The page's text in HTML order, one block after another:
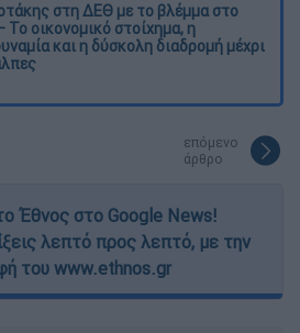
στη ΔΕΘ με το βλέμμα στο
Το οικονομικό στοίχημα, η
και η δύσκολη διαδρομή μέχρι
επόμενο
άρθρο
Έθνος στο Google News!
λεπτό προς λεπτό, με την
του www.ethnos.gr